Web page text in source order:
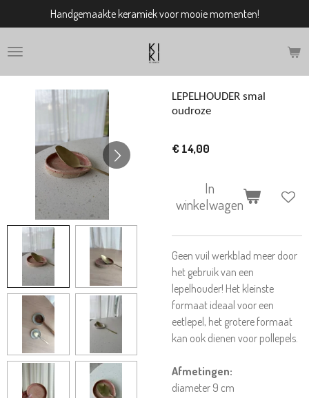
direct
naar
Handgemaakte keramiek voor mooie momenten!
LEPELHOUDER smal
oudroze
€ 14,00
In
winkelwagen
Geen vuil werkblad meer door
het gebruik van een
lepelhouder! Het kleinste
formaat ideaal voor een
eetlepel, het grotere formaat
kan ook dienen voor pollepels.
Afmetingen:
diameter 9 cm